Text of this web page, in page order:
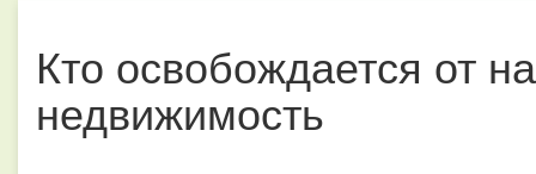
Кто освобождается от
недвижимость